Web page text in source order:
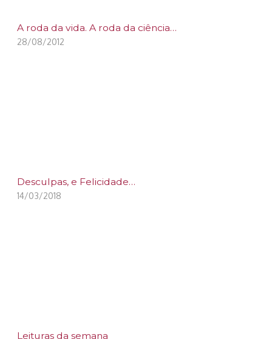
A roda da vida. A roda da ciência…
28/08/2012
Desculpas, e Felicidade…
14/03/2018
Leituras da semana